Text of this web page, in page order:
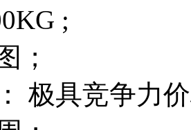
;
；
极具竞争力